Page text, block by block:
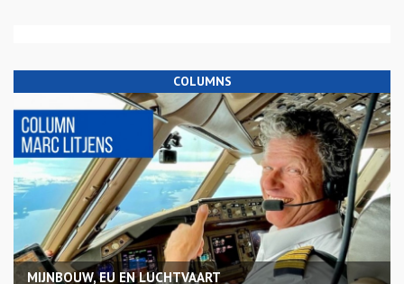
COLUMNS
MIJNBOUW, EU EN LUCHTVAART